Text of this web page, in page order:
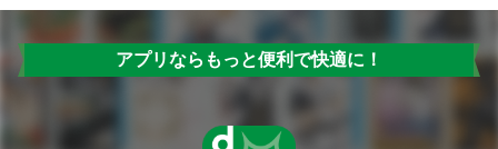
アプリならもっと便利で快適に！